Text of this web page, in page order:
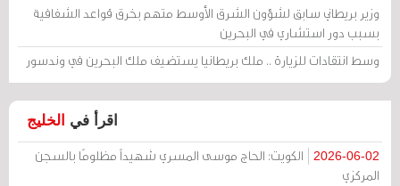
وزير بريطاني سابق لشؤون الشرق الأوسط متهم بخرق قواعد الشفافية
بسبب دور استشاري في البحرين
وسط انتقادات للزيارة .. ملك بريطانيا يستضيف ملك البحرين في وندسور
اقرأ في الخليج
2026-06-02
الكويت: الحاج موسى المسري شهيداً مظلومًا بالسجن
المركزي